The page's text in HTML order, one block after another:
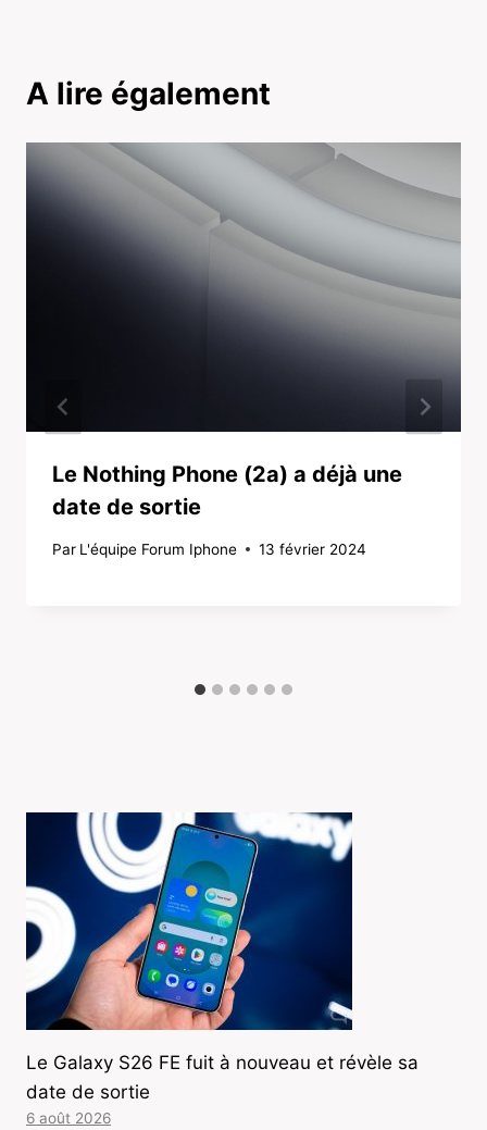
A lire également
Le Nothing Phone (2a) a déjà une
date de sortie
Par L'équipe Forum Iphone 13 février 2024
Le Galaxy S26 FE fuit à nouveau et révèle sa
date de sortie
6 août 2026